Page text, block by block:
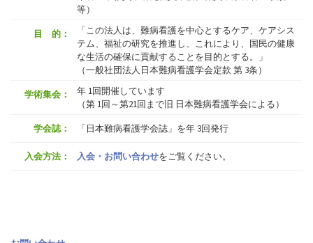
等）
目 的：
「この法人は、難病看護を中心とするケア、ケアシス
テム、福祉の研究を推進し、これにより、国民の健康
な生活の確保に貢献することを目的とする。」
（一般社団法人日本難病看護学会定款 第 3条）
学術集会：
年 1回開催しています
（第 1回～第21回まで旧 日本難病看護学会による）
学会誌： 「日本難病看護学会誌」を年 3回発行
入会方法： 入会・お問い合わせをご覧ください。